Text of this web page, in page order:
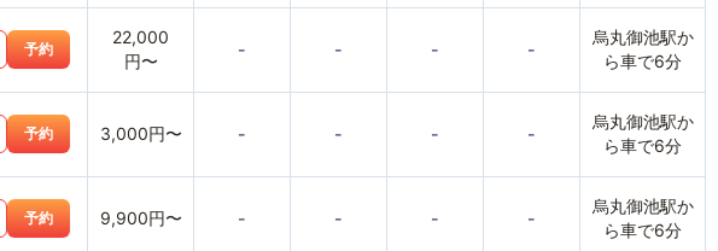
予約
22,000
円〜
- - - -
烏丸御池駅か
ら車で6分
予約 3,000円〜 - - - -
烏丸御池駅か
ら車で6分
予約 9,900円〜 - - - -
烏丸御池駅か
ら車で6分